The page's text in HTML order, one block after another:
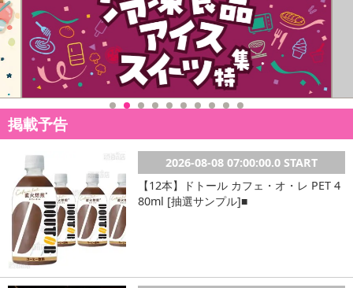
【お椀で食べるご当地カップヌードル 沖縄土産タコライス味】
掲載予告
2026-08-08 07:00:00.0 START
【12本】ドトール カフェ・オ・レ PET 4
80ml [抽選サンプル]■